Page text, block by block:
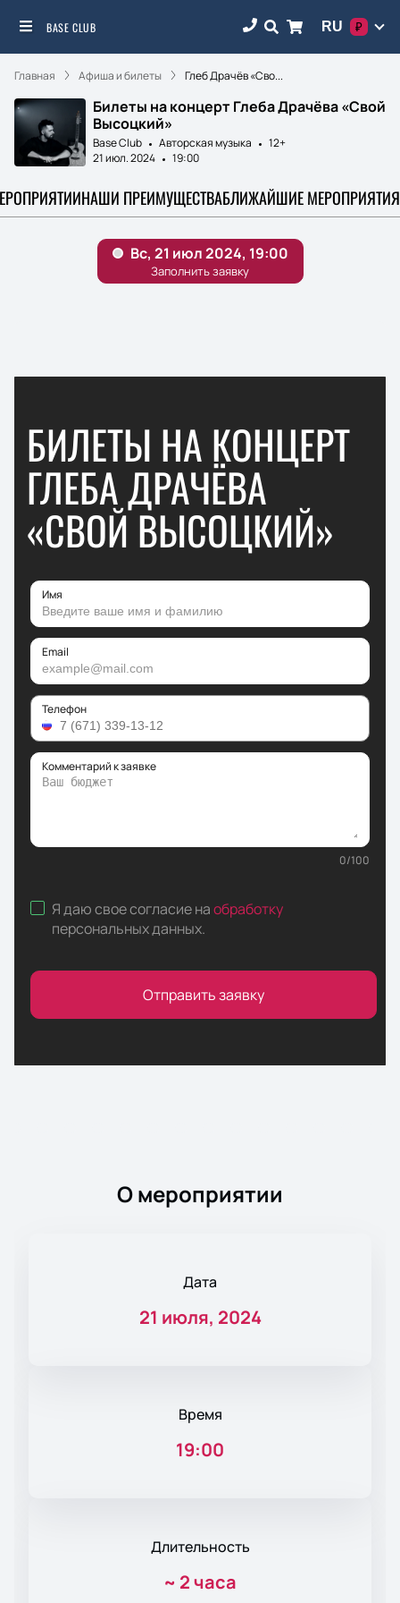
BASE CLUB RU ₽
Главная Афиша и билеты Глеб Драчёв «Сво...
Билеты на концерт Глеба Драчёва «Свой
Высоцкий»
Base Club Авторская музыка
12+
21 июл. 2024
19:00
НАШИ ПРЕИМУЩЕСТВАБЛИЖАЙШИЕ МЕРОПРИЯТИЯ
БИЛЕТЫ НА КОНЦЕРТ
ГЛЕБА ДРАЧЁВА
«СВОЙ ВЫСОЦКИЙ»
Имя
Email
Телефон
Комментарий к заявке
0/100
Я даю свое согласие наобработку
персональных данных.
Отправить заявку
О мероприятии
Дата
21 июля, 2024
Время
19:00
Длительность
~ 2 часа